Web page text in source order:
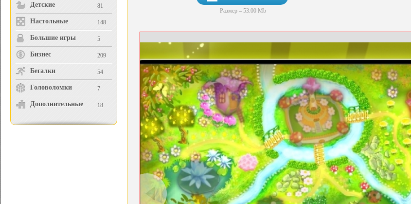
Детские 81
Настольные 148
Большие игры 5
Бизнес 209
Бегалки 54
Головоломки 7
Дополнительные 18
Размер – 53.00 Mb